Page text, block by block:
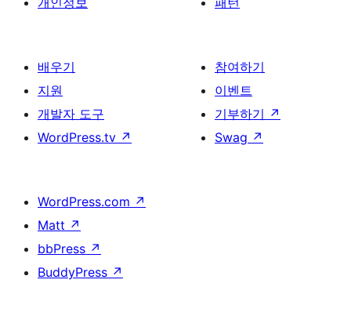
배우기
지원
개발자 도구
WordPress.tv ↗
참여하기
이벤트
기부하기 ↗
Swag ↗
WordPress.com ↗
Matt ↗
bbPress ↗
BuddyPress ↗